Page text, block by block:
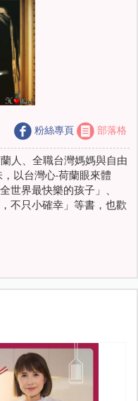
粉絲專頁 部落格
人、全職台灣媽媽與自由
以台灣心‧荷蘭眼來體
世界最快樂的孩子」、
不只小確幸」等書，也歡